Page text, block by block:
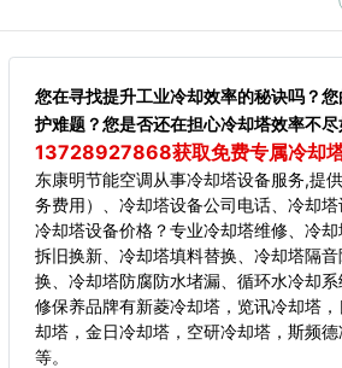
您在寻找提升工业冷却效率的秘诀吗？
护难题？您是否还在担心冷却塔效率不
13728927868获取免费专属冷却塔
东康明节能空调从事冷却塔设备服务,提
务费用）、冷却塔设备公司电话、冷却
冷却塔设备价格？专业冷却塔维修、冷
拆旧换新、冷却塔填料替换、冷却塔隔
换、冷却塔防腐防水堵漏、循环水冷却
修保养品牌有新菱冷却塔，览讯冷却塔
却塔，金日冷却塔，空研冷却塔，斯频
等。